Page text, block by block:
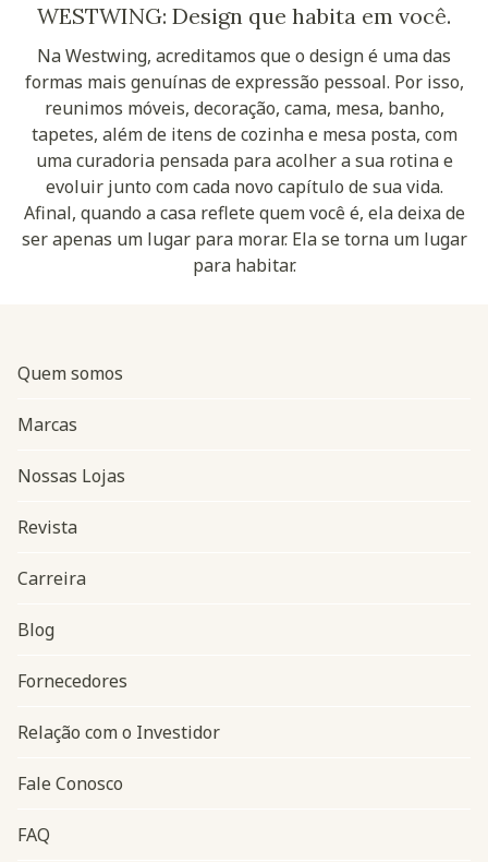
WESTWING: Design que habita em você.
Na Westwing, acreditamos que o design é uma das
formas mais genuínas de expressão pessoal. Por isso,
reunimos móveis, decoração, cama, mesa, banho,
tapetes, além de itens de cozinha e mesa posta, com
uma curadoria pensada para acolher a sua rotina e
evoluir junto com cada novo capítulo de sua vida.
Afinal, quando a casa reflete quem você é, ela deixa de
ser apenas um lugar para morar. Ela se torna um lugar
para habitar.
Navegação do rodapé
Quem somos
Marcas
Nossas Lojas
Revista
Carreira
Blog
Fornecedores
Relação com o Investidor
Fale Conosco
FAQ